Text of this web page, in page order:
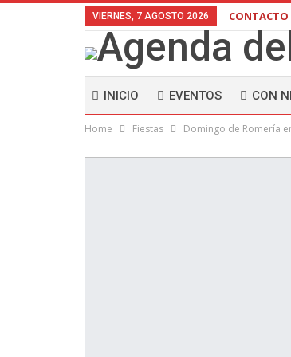
VIERNES, 7 AGOSTO 2026 CONTACTO
INICIO EVENTOS CON
Home Fiestas Domingo de Romería